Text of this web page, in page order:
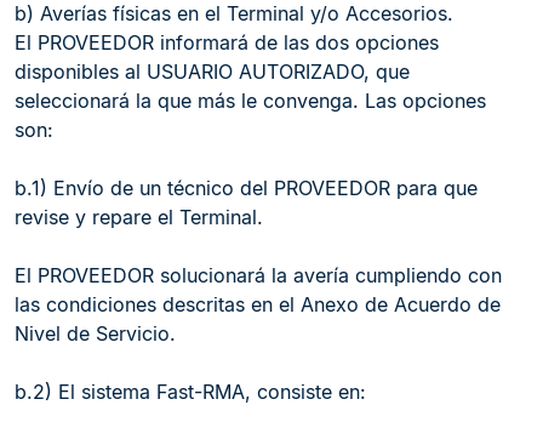
b) Averías físicas en el Terminal y/o Accesorios.
El PROVEEDOR informará de las dos opciones
disponibles al USUARIO AUTORIZADO, que
seleccionará la que más le convenga. Las opciones
son:
b.1) Envío de un técnico del PROVEEDOR para que
revise y repare el Terminal.
El PROVEEDOR solucionará la avería cumpliendo con
las condiciones descritas en el Anexo de Acuerdo de
Nivel de Servicio.
b.2) El sistema Fast-RMA, consiste en: